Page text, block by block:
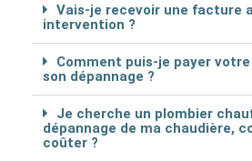
Vais-je recevoir une facture
intervention ?
Comment puis-je payer
son dépannage ?
Je cherche un plombier
dépannage de ma chaudière,
coûter ?